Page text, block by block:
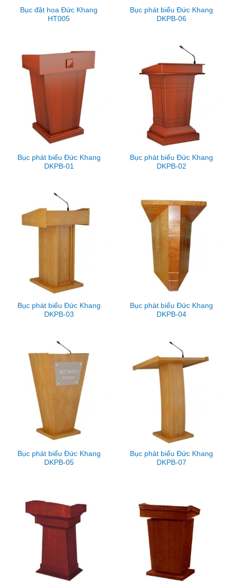
Bục đặt hoa Đức Khang
HT005
Bục phát biểu Đức Khang
DKPB-06
Bục phát biểu Đức Khang
DKPB-01
Bục phát biểu Đức Khang
DKPB-02
Bục phát biểu Đức Khang
DKPB-03
Bục phát biểu Đức Khang
DKPB-04
Bục phát biểu Đức Khang
DKPB-05
Bục phát biểu Đức Khang
DKPB-07